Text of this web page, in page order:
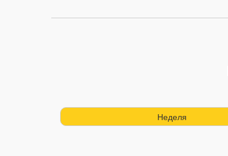
Неделя